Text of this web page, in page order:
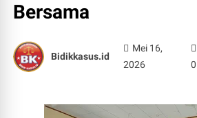
Bersama
Bidikkasus.id
Mei 16,
2026
0